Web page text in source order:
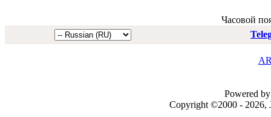
Часовой
Powered
Copyright ©2000 - 2026,